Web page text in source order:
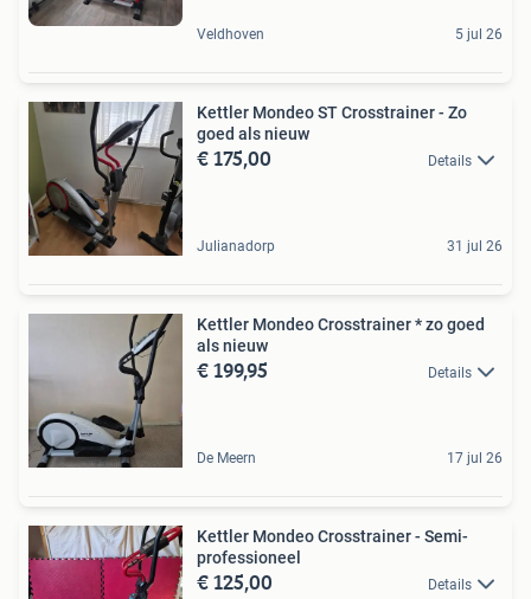
Veldhoven 5 jul 26
Kettler Mondeo ST Crosstrainer - Zo
goed als nieuw
€ 175,00 Details
Julianadorp 31 jul 26
Kettler Mondeo Crosstrainer * zo goed
als nieuw
€ 199,95 Details
De Meern 17 jul 26
Kettler Mondeo Crosstrainer - Semi-
professioneel
€ 125,00 Details